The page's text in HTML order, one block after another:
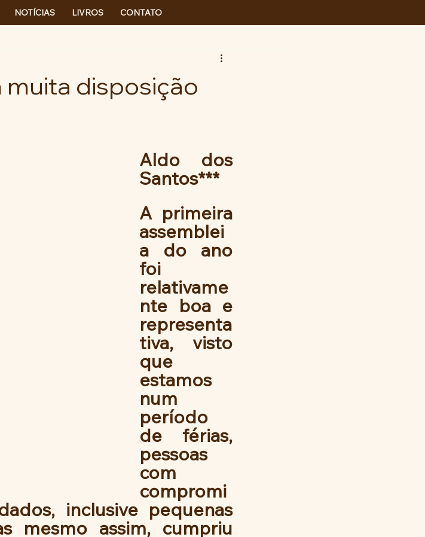
NOTÍCIAS LIVROS CONTATO
muita disposição
Aldo dos
Santos***
A primeira
assemblei
a do ano
foi
relativame
nte boa e
representa
tiva, visto
que
estamos
num
período
de férias,
pessoas
com
compromi
inclusive pequenas
mesmo assim, cumpriu